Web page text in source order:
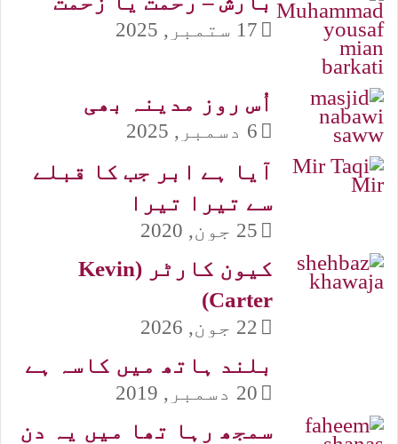
17 ستمبر, 2025
اُس روز مدینہ بھی
6 دسمبر, 2025
آیا ہے ابر جب کا قبلے
سے تیرا تیرا
25 جون, 2020
کیون کارٹر (Kevin
Carter)
22 جون, 2026
بلند ہاتھ میں کاسہ ہے
20 دسمبر, 2019
سمجھ رہا تھا میں یہ دن